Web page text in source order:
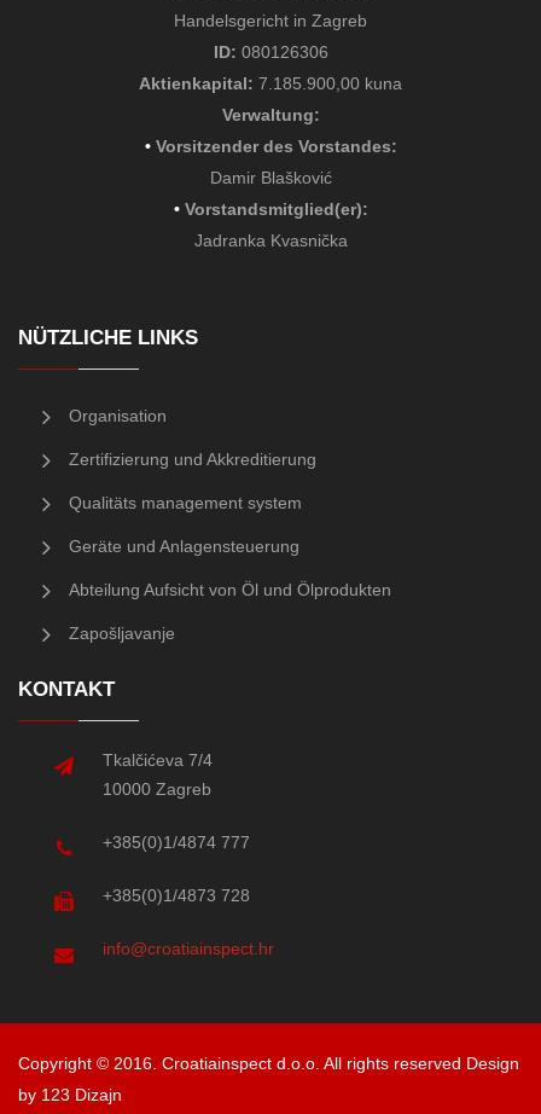
Handelsgericht in Zagreb
ID: 080126306
Aktienkapital: 7.185.900,00 kuna
Verwaltung:
• Vorsitzender des Vorstandes:
Damir Blašković
• Vorstandsmitglied(er):
Jadranka Kvasnička
NÜTZLICHE LINKS
Organisation
Zertifizierung und Akkreditierung
Qualitäts management system
Geräte und Anlagensteuerung
Abteilung Aufsicht von Öl und Ölprodukten
Zapošljavanje
KONTAKT
Tkalčićeva 7/4
10000 Zagreb
+385(0)1/4874 777
+385(0)1/4873 728
info@croatiainspect.hr
Copyright © 2016. Croatiainspect d.o.o. All rights reserved Design
by 123 Dizajn